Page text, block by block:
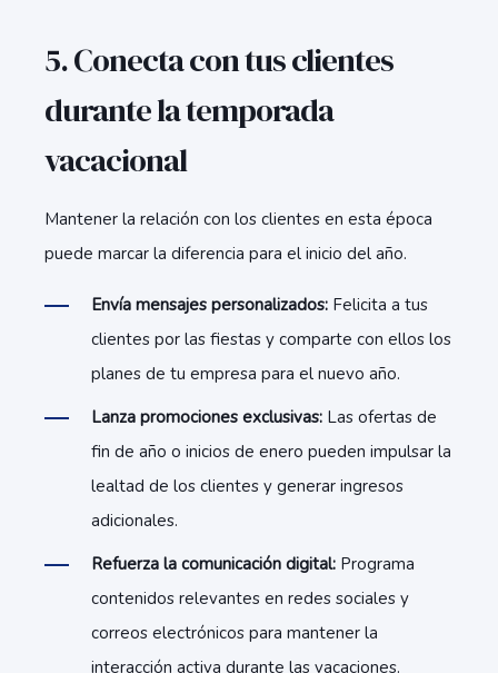
5. Conecta con tus clientes
durante la temporada
vacacional
Mantener la relación con los clientes en esta época
puede marcar la diferencia para el inicio del año.
Envía mensajes personalizados: Felicita a tus
clientes por las fiestas y comparte con ellos los
planes de tu empresa para el nuevo año.
Lanza promociones exclusivas: Las ofertas de
fin de año o inicios de enero pueden impulsar la
lealtad de los clientes y generar ingresos
adicionales.
Refuerza la comunicación digital: Programa
contenidos relevantes en redes sociales y
correos electrónicos para mantener la
interacción activa durante las vacaciones.